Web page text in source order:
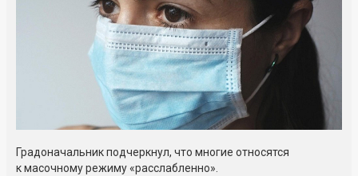
Градоначальник подчеркнул, что многие относятся
к масочному режиму «расслабленно».